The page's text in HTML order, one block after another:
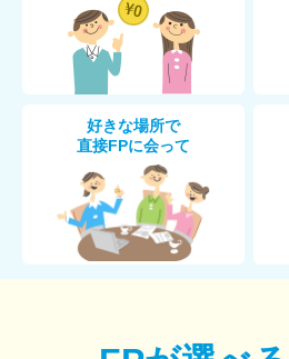
好きな場所で
直接FPに会って